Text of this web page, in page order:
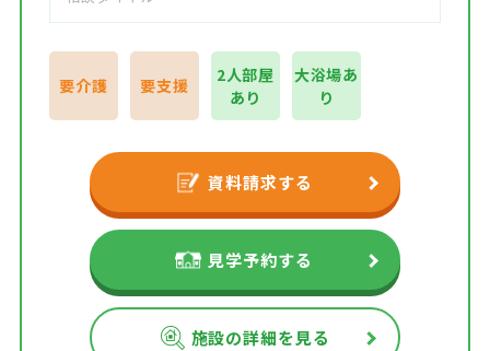
要介護 要支援
2人部屋
あり
大浴場あ
り
資料請求する
見学予約する
施設の詳細を見る